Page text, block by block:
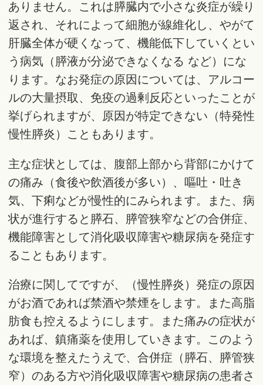
ありません。これは膵臓内で小さな炎症が繰り
返され、それによって細胞が線維化し、やがて
肝臓全体が硬くなって、機能低下していくとい
う病気（膵液が分泌できなくなる など）にな
ります。なお発症の原因については、アルコー
ルの大量摂取、免疫の過剰反応といったことが
挙げられますが、原因が特定できない（特発性
慢性膵炎）こともあります。
主な症状としては、腹部上部から背部にかけて
の痛み（食後や飲酒後が多い）、嘔吐・吐き
気、下痢などが慢性的にみられます。また、病
状が進行すると膵石、膵管狭窄などの合併症、
機能障害として消化吸収障害や糖尿病を発症す
ることもあります。
治療に関してですが、（慢性膵炎）発症の原因
がお酒であれば禁酒や禁煙をします。また高脂
肪食も控えるようにします。また痛みの症状が
あれば、鎮痛薬を使用していきます。このよう
な環境を整えたうえで、合併症（膵石、膵管狭
窄）のある方や消化吸収障害や糖尿病の患者さ